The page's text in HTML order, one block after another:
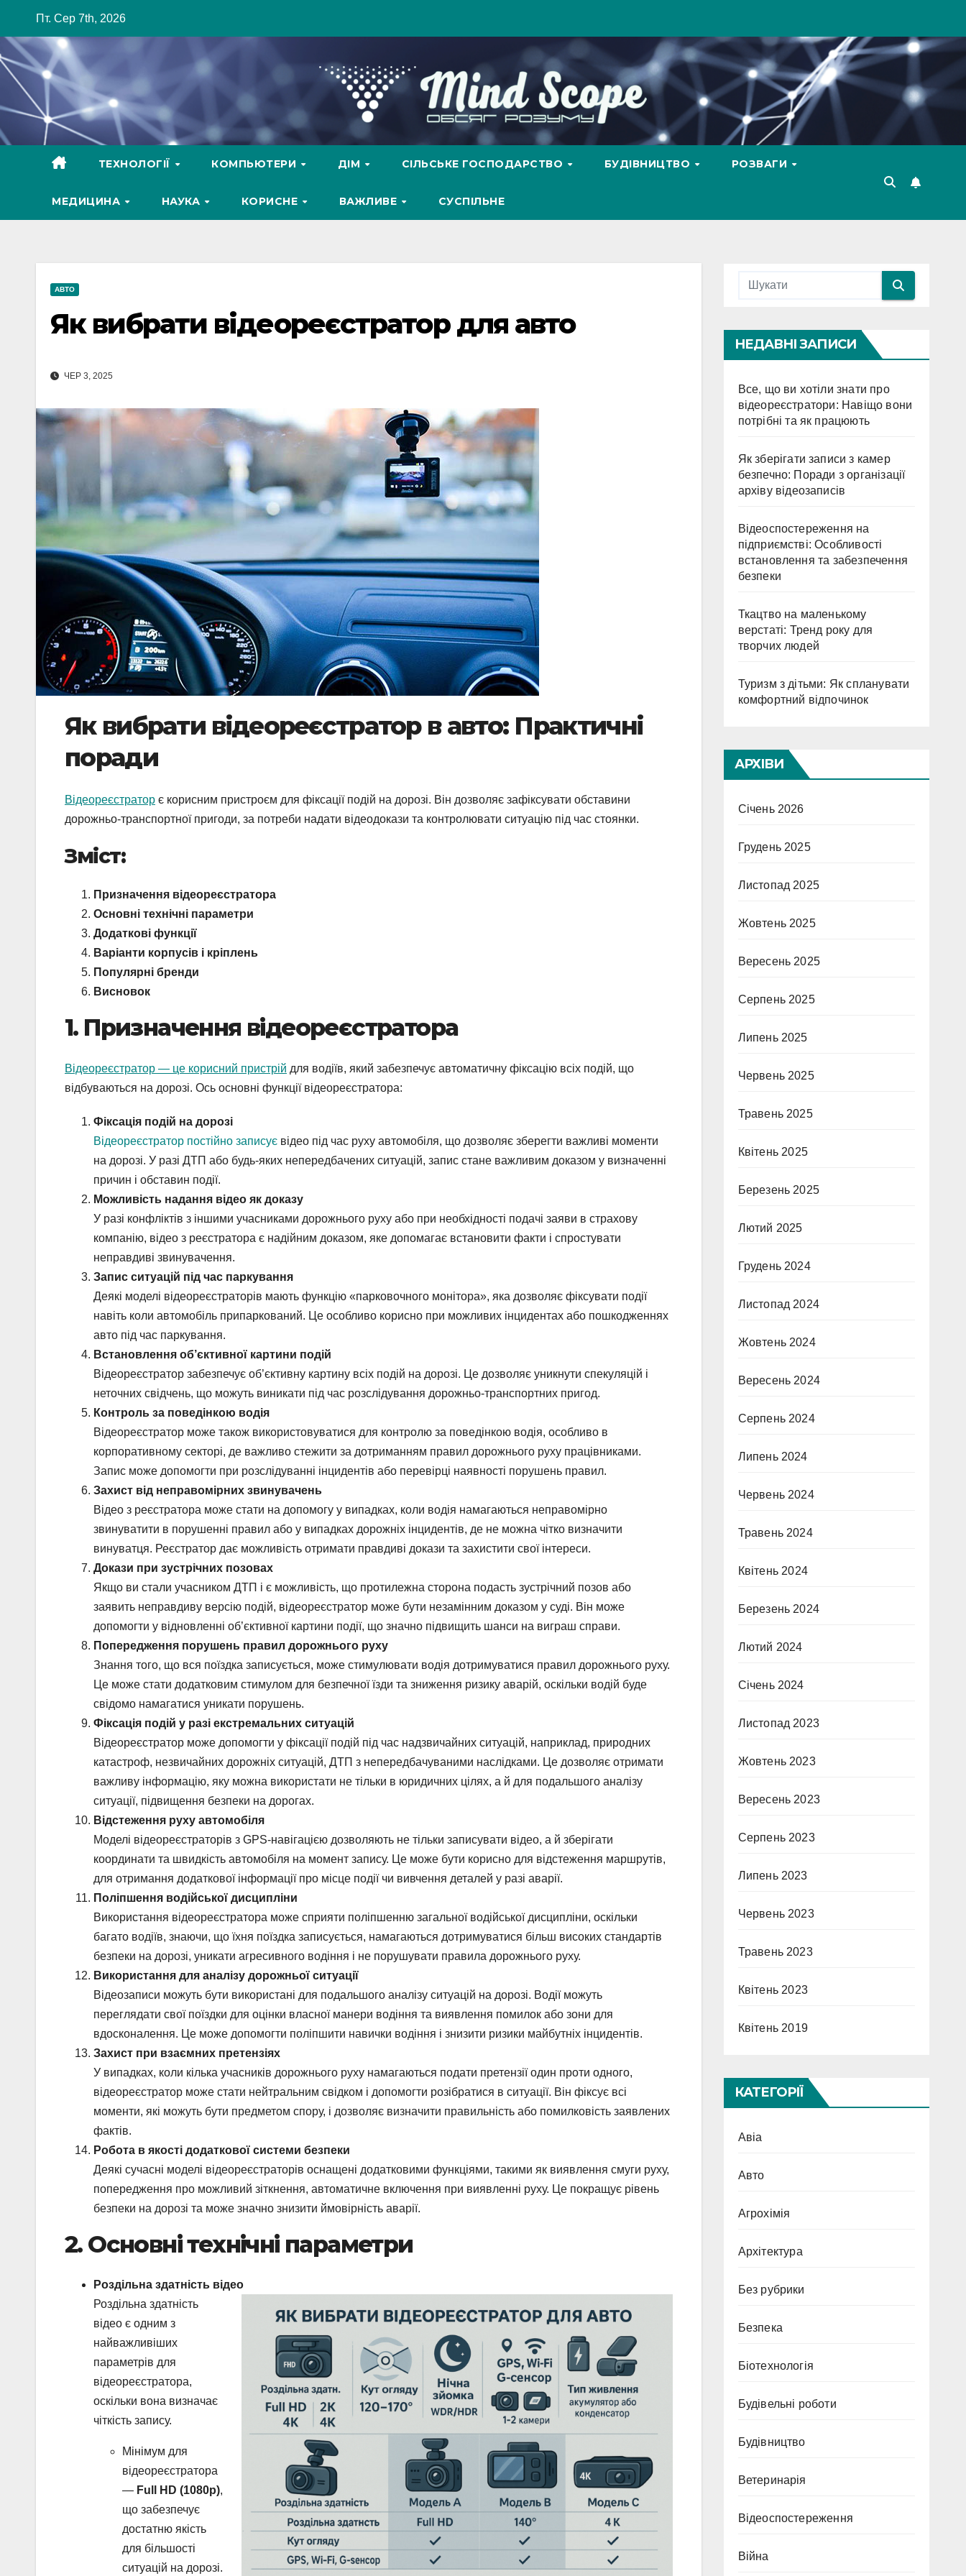
content
Пт. Сер 7th, 2026
ТЕХНОЛОГІЇ КОМПЬЮТЕРИ ДІМ СІЛЬСЬКЕ ГОСПОДАРСТВО БУДІВНИЦТВО РОЗВАГИ
МЕДИЦИНА НАУКА КОРИСНЕ ВАЖЛИВЕ СУСПІЛЬНЕ
АВТО
Як вибрати відеореєстратор для авто
ЧЕР 3, 2025
Як вибрати відеореєстратор в авто: Практичні
поради
Відеореєстратор є корисним пристроєм для фіксації подій на дорозі. Він дозволяє зафіксувати обставини
дорожньо-транспортної пригоди, за потреби надати відеодокази та контролювати ситуацію під час стоянки.
Зміст:
Призначення відеореєстратора
Основні технічні параметри
Додаткові функції
Варіанти корпусів і кріплень
Популярні бренди
Висновок
1. Призначення відеореєстратора
Відеореєстратор — це корисний пристрій для водіїв, який забезпечує автоматичну фіксацію всіх подій, що
відбуваються на дорозі. Ось основні функції відеореєстратора:
Фіксація подій на дорозі
Відеореєстратор постійно записує відео під час руху автомобіля, що дозволяє зберегти важливі моменти
на дорозі. У разі ДТП або будь-яких непередбачених ситуацій, запис стане важливим доказом у визначенні
причин і обставин події.
Можливість надання відео як доказу
У разі конфліктів з іншими учасниками дорожнього руху або при необхідності подачі заяви в страхову
компанію, відео з реєстратора є надійним доказом, яке допомагає встановити факти і спростувати
неправдиві звинувачення.
Запис ситуацій під час паркування
Деякі моделі відеореєстраторів мають функцію «парковочного монітора», яка дозволяє фіксувати події
навіть коли автомобіль припаркований. Це особливо корисно при можливих інцидентах або пошкодженнях
авто під час паркування.
Встановлення об’єктивної картини подій
Відеореєстратор забезпечує об’єктивну картину всіх подій на дорозі. Це дозволяє уникнути спекуляцій і
неточних свідчень, що можуть виникати під час розслідування дорожньо-транспортних пригод.
Контроль за поведінкою водія
Відеореєстратор може також використовуватися для контролю за поведінкою водія, особливо в
корпоративному секторі, де важливо стежити за дотриманням правил дорожнього руху працівниками.
Запис може допомогти при розслідуванні інцидентів або перевірці наявності порушень правил.
Захист від неправомірних звинувачень
Відео з реєстратора може стати на допомогу у випадках, коли водія намагаються неправомірно
звинуватити в порушенні правил або у випадках дорожніх інцидентів, де не можна чітко визначити
винуватця. Реєстратор дає можливість отримати правдиві докази та захистити свої інтереси.
Докази при зустрічних позовах
Якщо ви стали учасником ДТП і є можливість, що протилежна сторона подасть зустрічний позов або
заявить неправдиву версію подій, відеореєстратор може бути незамінним доказом у суді. Він може
допомогти у відновленні об’єктивної картини події, що значно підвищить шанси на виграш справи.
Попередження порушень правил дорожнього руху
Знання того, що вся поїздка записується, може стимулювати водія дотримуватися правил дорожнього руху.
Це може стати додатковим стимулом для безпечної їзди та зниження ризику аварій, оскільки водій буде
свідомо намагатися уникати порушень.
Фіксація подій у разі екстремальних ситуацій
Відеореєстратор може допомогти у фіксації подій під час надзвичайних ситуацій, наприклад, природних
катастроф, незвичайних дорожніх ситуацій, ДТП з непередбачуваними наслідками. Це дозволяє отримати
важливу інформацію, яку можна використати не тільки в юридичних цілях, а й для подальшого аналізу
ситуації, підвищення безпеки на дорогах.
Відстеження руху автомобіля
Моделі відеореєстраторів з GPS-навігацією дозволяють не тільки записувати відео, а й зберігати
координати та швидкість автомобіля на момент запису. Це може бути корисно для відстеження маршрутів,
для отримання додаткової інформації про місце події чи вивчення деталей у разі аварії.
Поліпшення водійської дисципліни
Використання відеореєстратора може сприяти поліпшенню загальної водійської дисципліни, оскільки
багато водіїв, знаючи, що їхня поїздка записується, намагаються дотримуватися більш високих стандартів
безпеки на дорозі, уникати агресивного водіння і не порушувати правила дорожнього руху.
Використання для аналізу дорожньої ситуації
Відеозаписи можуть бути використані для подальшого аналізу ситуацій на дорозі. Водії можуть
переглядати свої поїздки для оцінки власної манери водіння та виявлення помилок або зони для
вдосконалення. Це може допомогти поліпшити навички водіння і знизити ризики майбутніх інцидентів.
Захист при взаємних претензіях
У випадках, коли кілька учасників дорожнього руху намагаються подати претензії один проти одного,
відеореєстратор може стати нейтральним свідком і допомогти розібратися в ситуації. Він фіксує всі
моменти, які можуть бути предметом спору, і дозволяє визначити правильність або помилковість заявлених
фактів.
Робота в якості додаткової системи безпеки
Деякі сучасні моделі відеореєстраторів оснащені додатковими функціями, такими як виявлення смуги руху,
попередження про можливий зіткнення, автоматичне включення при виявленні руху. Це покращує рівень
безпеки на дорозі та може значно знизити ймовірність аварії.
2. Основні технічні параметри
Роздільна здатність відео
Роздільна здатність
відео є одним з
найважливіших
параметрів для
відеореєстратора,
оскільки вона визначає
чіткість запису.
Мінімум для
відеореєстратора
— Full HD (1080p),
що забезпечує
достатню якість
для більшості
ситуацій на дорозі.
НЕДАВНІ ЗАПИСИ
Все, що ви хотіли знати про
відеореєстратори: Навіщо вони
потрібні та як працюють
Як зберігати записи з камер
безпечно: Поради з організації
архіву відеозаписів
Відеоспостереження на
підприємстві: Особливості
встановлення та забезпечення
безпеки
Ткацтво на маленькому
верстаті: Тренд року для
творчих людей
Туризм з дітьми: Як спланувати
комфортний відпочинок
АРХІВИ
Січень 2026
Грудень 2025
Листопад 2025
Жовтень 2025
Вересень 2025
Серпень 2025
Липень 2025
Червень 2025
Травень 2025
Квітень 2025
Березень 2025
Лютий 2025
Грудень 2024
Листопад 2024
Жовтень 2024
Вересень 2024
Серпень 2024
Липень 2024
Червень 2024
Травень 2024
Квітень 2024
Березень 2024
Лютий 2024
Січень 2024
Листопад 2023
Жовтень 2023
Вересень 2023
Серпень 2023
Липень 2023
Червень 2023
Травень 2023
Квітень 2023
Квітень 2019
КАТЕГОРІЇ
Авіа
Авто
Агрохімія
Архітектура
Без рубрики
Безпека
Біотехнологія
Будівельні роботи
Будівництво
Ветеринарія
Відеоспостереження
Війна